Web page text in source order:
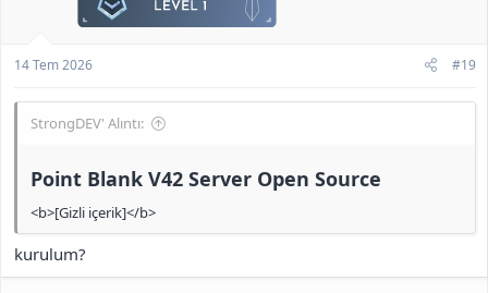
14 Tem 2026 #19
StrongDEV' Alıntı:
Point Blank V42 Server Open Source​
<b>[Gizli içerik]</b>
kurulum?